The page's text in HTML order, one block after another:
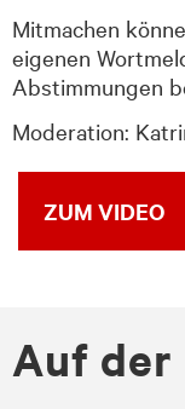
Mitmachen
eigenen
Abstimmungen
Moderation:
ZUM VIDEO
Auf der